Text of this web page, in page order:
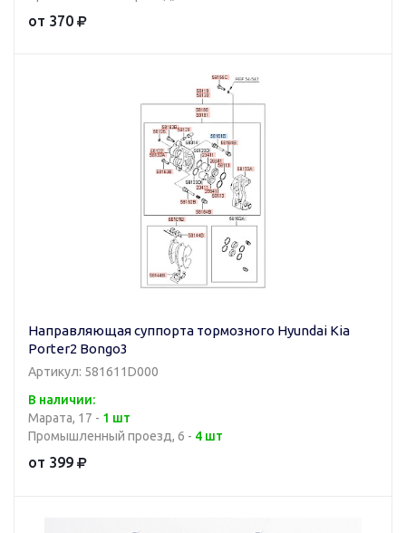
от 370
Направляющая суппорта тормозного Hyundai Kia
Porter2 Bongo3
Артикул: 581611D000
В наличии:
Марата, 17 - 1 шт
Промышленный проезд, 6 - 4 шт
от 399